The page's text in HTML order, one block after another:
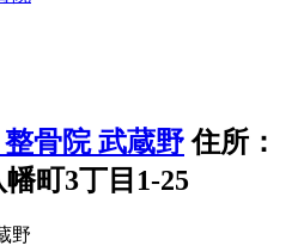
住所：
町3丁目1-25
野